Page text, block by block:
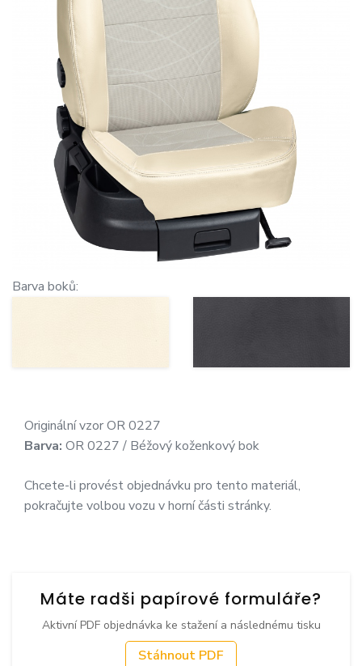
Barva boků:
Originální vzor OR 0227
Barva: OR 0227 / Béžový koženkový bok
Chcete-li provést objednávku pro tento materiál,
pokračujte volbou vozu v horní části stránky.
Máte radši papírové formuláře?
Aktivní PDF objednávka ke stažení a následnému tisku
Stáhnout PDF